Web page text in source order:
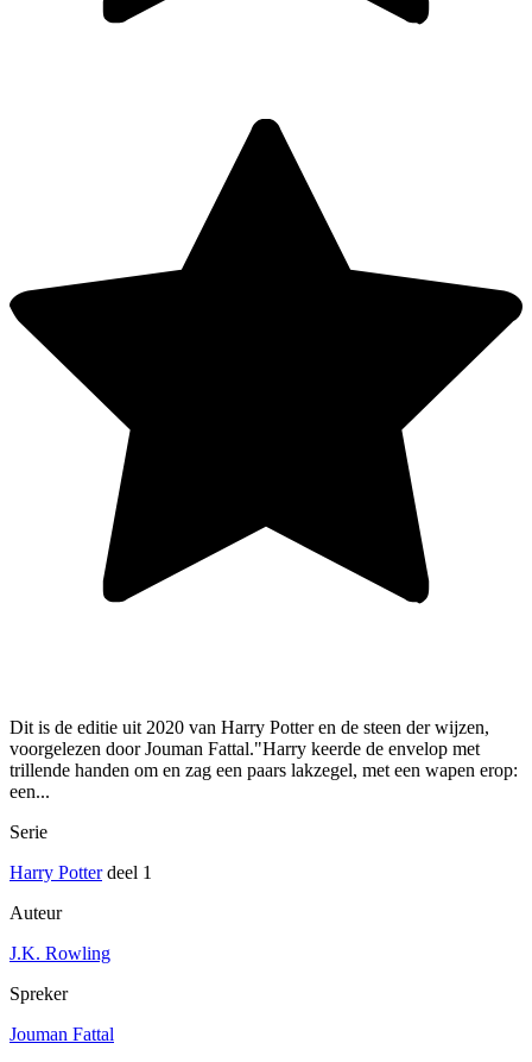
Dit is de editie uit 2020 van Harry Potter en de steen der wijzen,
voorgelezen door Jouman Fattal."Harry keerde de envelop met
trillende handen om en zag een paars lakzegel, met een wapen erop:
een...
Serie
Harry Potterdeel 1
Auteur
J.K. Rowling
Spreker
Jouman Fattal